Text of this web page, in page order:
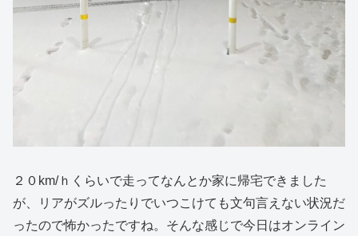
２０km/ｈくらいで走ってなんとか家に帰宅できました
が、リアがズルったりでいつこけても文句言えない状況だ
ったので怖かったですね。そんな感じで今日はオンライン